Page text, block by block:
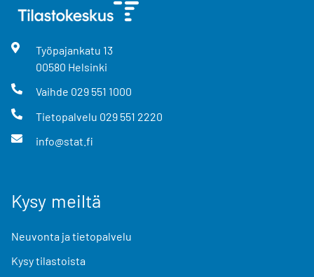
Työpajankatu 13
00580 Helsinki
Vaihde 029 551 1000
Tietopalvelu 029 551 2220
info@stat.fi
Kysy meiltä
Neuvonta ja tietopalvelu
Kysy tilastoista